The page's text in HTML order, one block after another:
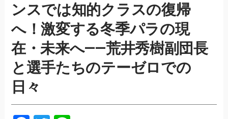
ンスでは知的クラスの復帰
へ！激変する冬季パラの現
在・未来へ——荒井秀樹副団長
と選手たちのテーゼロでの
日々